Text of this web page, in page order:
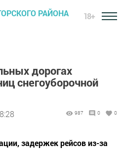
РАЙОНА 18+
дорогах
снегоуборочной
987 0 0
задержек рейсов из-за